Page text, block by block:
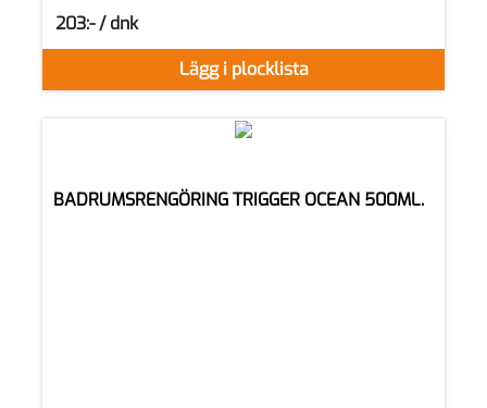
Lägg i plocklista
203:- / dnk
SEK per DNK
BADRUMSRENGÖRING TRIGGER OCEAN 500ML.